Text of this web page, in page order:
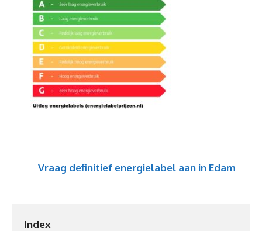
Vraag definitief energielabel aan in Edam
Index